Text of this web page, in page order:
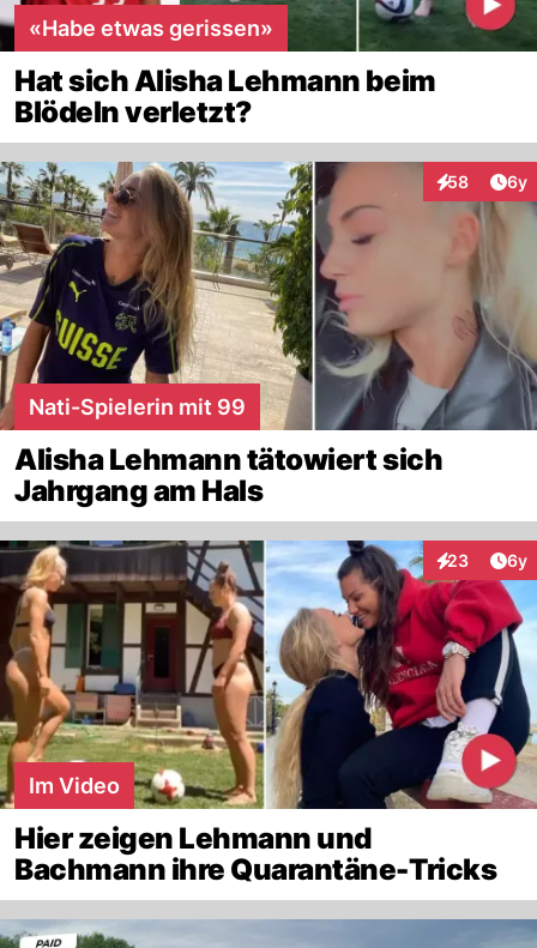
«Habe etwas gerissen»
Hat sich Alisha Lehmann beim
Blödeln verletzt?
58
Interaktionen
6y
Nati-Spielerin mit 99
Alisha Lehmann tätowiert sich
Jahrgang am Hals
23
Interaktionen
6y
Im Video
Hier zeigen Lehmann und
Bachmann ihre Quarantäne-Tricks